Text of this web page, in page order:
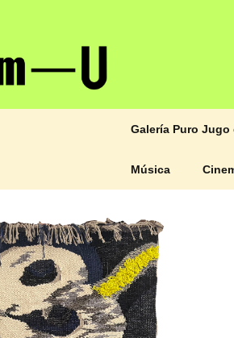
Galería Puro Jugo
Música